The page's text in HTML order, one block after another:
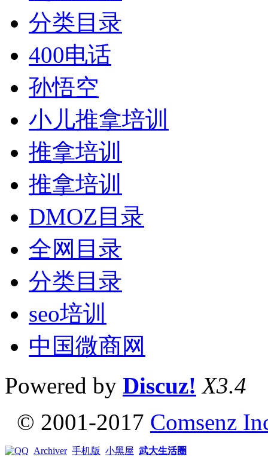
分类目录
400电话
孙悟空
小儿推拿培训
推拿培训
推拿培训
DMOZ目录
全网目录
分类目录
seo培训
中国微商网
Powered by Discuz! X3.4
© 2001-2017 Comsenz
Archiver 手机版 小黑屋 武大生活圈